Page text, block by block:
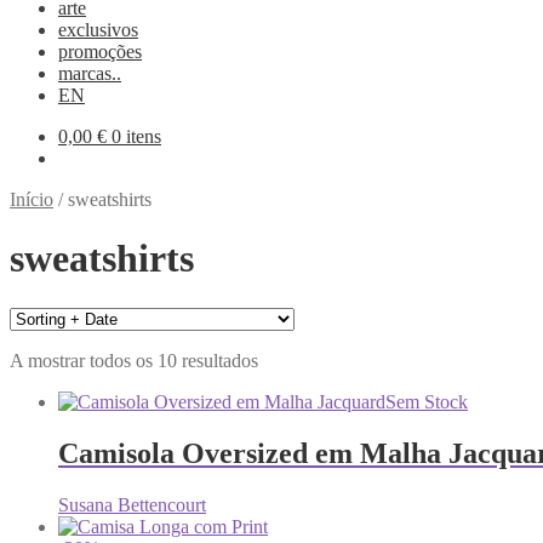
arte
exclusivos
promoções
marcas..
EN
0,00 € 0 itens
Início /sweatshirts
sweatshirts
A mostrar todos os 10 resultados
Sem Stock
Camisola Oversized em Malha
Susana Bettencourt